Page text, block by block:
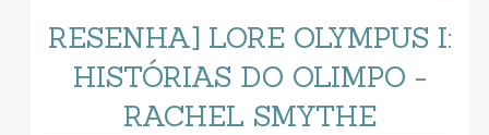
RESENHA] LORE OLYMPUS I:
HISTÓRIAS DO OLIMPO -
RACHEL SMYTHE